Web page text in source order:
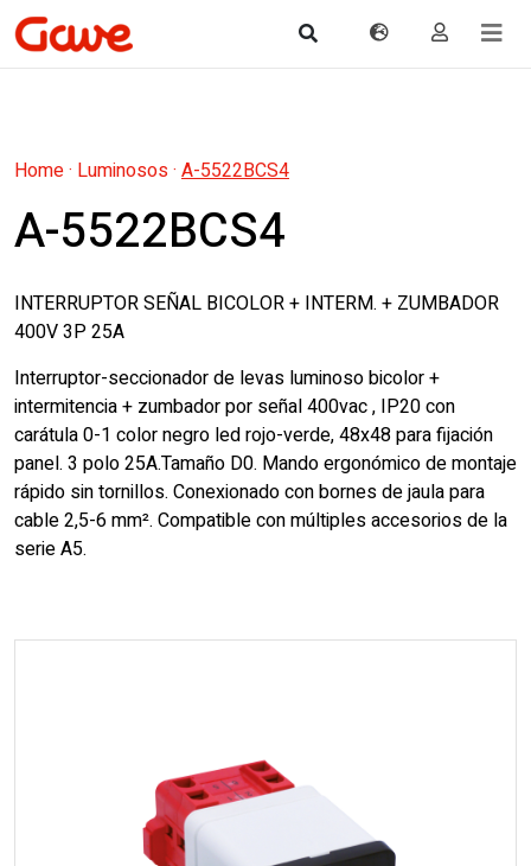
Home· Luminosos· A-5522BCS4
A-5522BCS4
INTERRUPTOR SEÑAL BICOLOR + INTERM. + ZUMBADOR
400V 3P 25A
Interruptor-seccionador de levas luminoso bicolor +
intermitencia + zumbador por señal 400vac , IP20 con
carátula 0-1 color negro led rojo-verde, 48x48 para fijación
panel. 3 polo 25A.Tamaño D0. Mando ergonómico de montaje
rápido sin tornillos. Conexionado con bornes de jaula para
cable 2,5-6 mm². Compatible con múltiples accesorios de la
serie A5.